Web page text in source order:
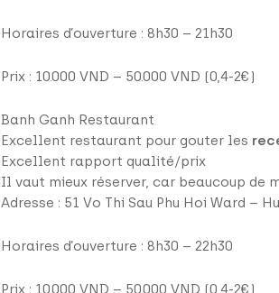
Horaires d’ouverture : 8h30 – 21h30
Prix : 10.000 VND – 50.000 VND (0,4-2€)
Banh Ganh Restaurant
Excellent restaurant pour gouter les
Excellent rapport qualité/prix
Il vaut mieux réserver, car beaucoup de
Adresse : 51 Vo Thi Sau Phu Hoi Ward –
Horaires d’ouverture : 8h30 – 22h30
Prix : 10.000 VND – 50.000 VND (0,4-2€)